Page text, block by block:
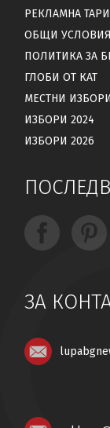
РЕКЛАМНА
ОБЩИ УСЛОВИЯ
ПОЛИТИКА ЗА
ГЛОБИ ОТ КАТ
МЕСТНИ
ИЗБОРИ 2024
ИЗБОРИ 2026
ЗА